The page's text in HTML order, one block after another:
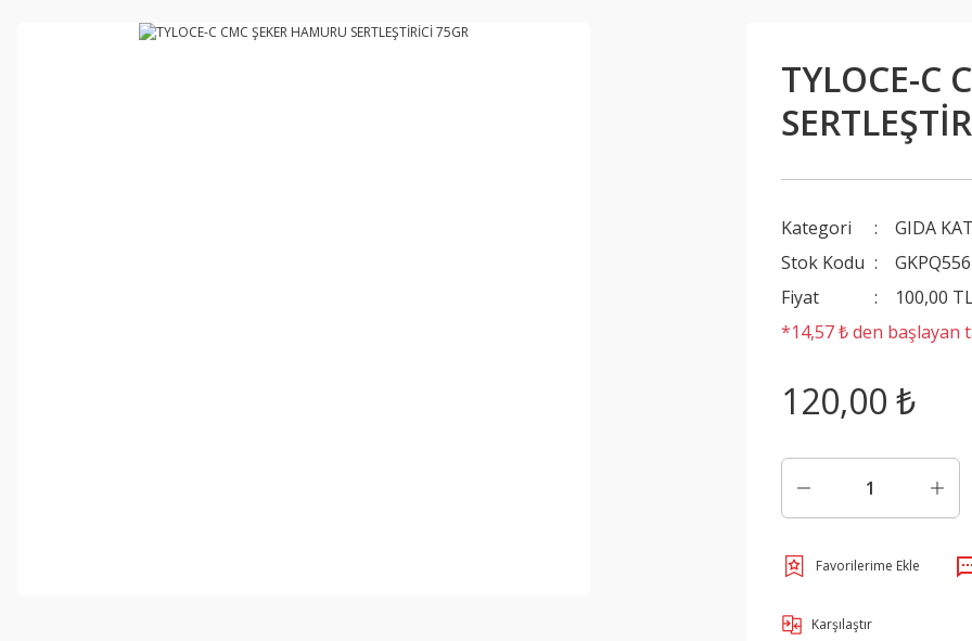
TYLOCE-C
Kategori
GIDA
Stok Kodu
GKPQ556
Fiyat
100,00
*14,57 ₺ den başlayan
120,00 ₺
Karşılaştır